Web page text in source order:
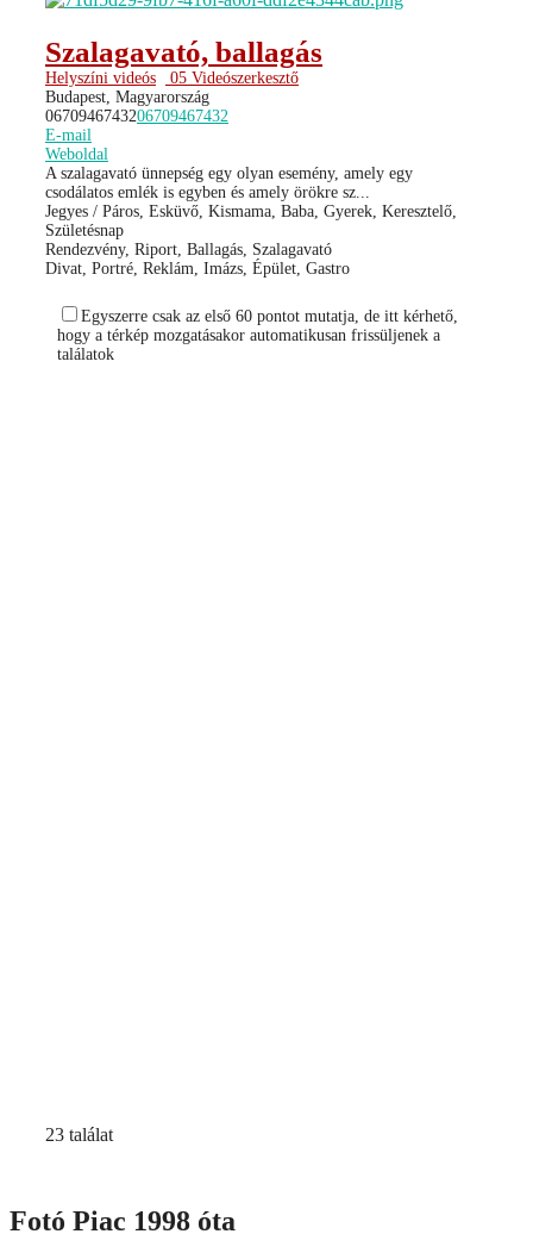
Szalagavató, ballagás
Helyszíni videós
05 Videószerkesztő
Budapest, Magyarország
0670946743206709467432
E-mail
Weboldal
A szalagavató ünnepség egy olyan esemény, amely egy
csodálatos emlék is egyben és amely örökre sz...
Jegyes / Páros, Esküvő, Kismama, Baba, Gyerek, Keresztelő,
Születésnap
Rendezvény, Riport, Ballagás, Szalagavató
Divat, Portré, Reklám, Imázs, Épület, Gastro
Egyszerre csak az első 60 pontot mutatja, de itt kérhető,
hogy a térkép mozgatásakor automatikusan frissüljenek a
találatok
23 találat
Fotó Piac 1998 óta